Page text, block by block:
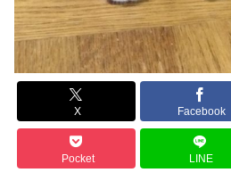
X Facebook
Pocket LINE